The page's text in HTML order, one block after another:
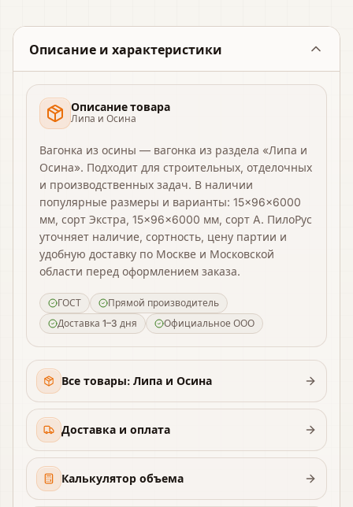
Описание и характеристики
Описание товара
Липа и Осина
Вагонка из осины — вагонка из раздела «Липа и
Осина». Подходит для строительных, отделочных
и производственных задач. В наличии
популярные размеры и варианты: 15×96×6000
мм, сорт Экстра, 15×96×6000 мм, сорт A. ПилоРус
уточняет наличие, сортность, цену партии и
удобную доставку по Москве и Московской
области перед оформлением заказа.
ГОСТ
Прямой производитель
Доставка 1–3 дня
Официальное ООО
Все товары: Липа и Осина
Доставка и оплата
Калькулятор объема